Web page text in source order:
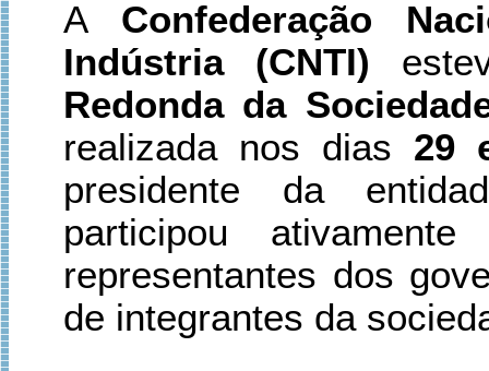
A Confederação
Indústria (CNTI)
Redonda da
realizada nos dias 29
presidente da
participou
representantes dos
de integrantes da